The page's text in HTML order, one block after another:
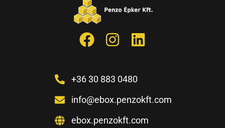
+36 30 883 0480
info@ebox.penzokft.com
ebox.penzokft.com